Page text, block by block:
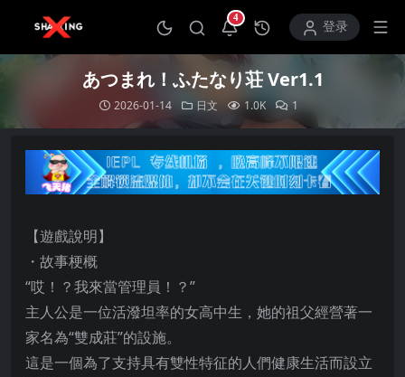
4
打开通知中心登录
あつまれ！ふたなり荘 Ver1.1
2026-01-14 日文 1.0K 1
【遊戲說明】
・故事梗概
“哎！？我來當管理員！？”
主人公是一位活潑坦率的女高中生，她的祖父經營著一
家名為“雙成莊”的設施。
這是一個為了支持具有雙性特征的人們健康生活而設立